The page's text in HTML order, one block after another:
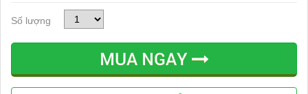
Số lượng
MUA NGAY